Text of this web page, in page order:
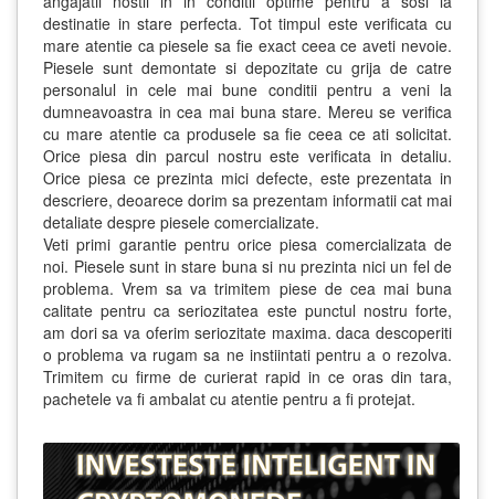
destinatie in stare perfecta. Tot timpul este verificata cu
mare atentie ca piesele sa fie exact ceea ce aveti nevoie.
Piesele sunt demontate si depozitate cu grija de catre
personalul in cele mai bune conditii pentru a veni la
dumneavoastra in cea mai buna stare. Mereu se verifica
cu mare atentie ca produsele sa fie ceea ce ati solicitat.
Orice piesa din parcul nostru este verificata in detaliu.
Orice piesa ce prezinta mici defecte, este prezentata in
descriere, deoarece dorim sa prezentam informatii cat mai
detaliate despre piesele comercializate.
Veti primi garantie pentru orice piesa comercializata de
noi. Piesele sunt in stare buna si nu prezinta nici un fel de
problema. Vrem sa va trimitem piese de cea mai buna
calitate pentru ca seriozitatea este punctul nostru forte,
am dori sa va oferim seriozitate maxima. daca descoperiti
o problema va rugam sa ne instiintati pentru a o rezolva.
Trimitem cu firme de curierat rapid in ce oras din tara,
pachetele va fi ambalat cu atentie pentru a fi protejat.